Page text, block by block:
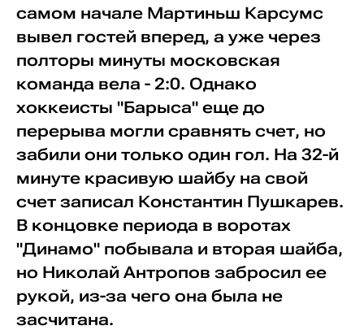
самом начале Мартиньш Карсумс
вывел гостей вперед, а уже через
полторы минуты московская
команда вела - 2:0. Однако
хоккеисты "Барыса" еще до
перерыва могли сравнять счет, но
забили они только один гол. На 32-й
минуте красивую шайбу на свой
счет записал Константин Пушкарев.
В концовке периода в воротах
"Динамо" побывала и вторая шайба,
но Николай Антропов забросил ее
рукой, из-за чего она была не
засчитана.